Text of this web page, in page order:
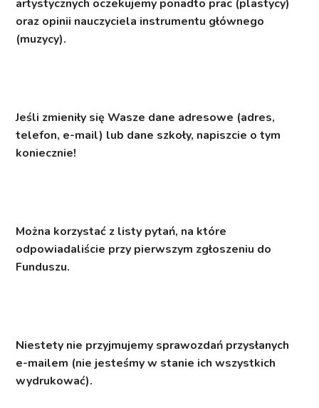
artystycznych oczekujemy ponadto prac (plastycy)
oraz opinii nauczyciela instrumentu głównego
(muzycy).
Jeśli zmieniły się Wasze dane adresowe (adres,
telefon, e-mail) lub dane szkoły, napiszcie o tym
koniecznie!
Można korzystać z listy pytań, na które
odpowiadaliście przy pierwszym zgłoszeniu do
Funduszu.
Niestety nie przyjmujemy sprawozdań przysłanych
e-mailem (nie jesteśmy w stanie ich wszystkich
wydrukować).